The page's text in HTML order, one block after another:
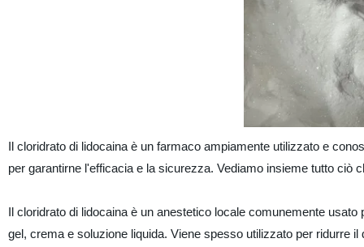
Il cloridrato di lidocaina è un farmaco ampiamente utilizzato e
per garantirne l'efficacia e la sicurezza. Vediamo insieme tutto ciò
Il cloridrato di lidocaina è un anestetico locale comunemente
gel, crema e soluzione liquida. Viene spesso utilizzato per ridurre